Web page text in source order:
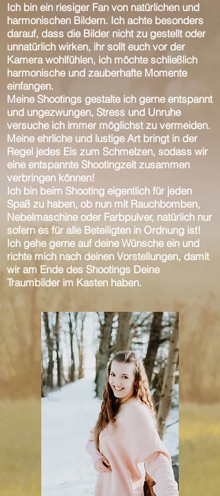
Ich bin ein riesiger Fan von natürlichen und
harmonischen Bildern. Ich achte besonders
darauf, dass die Bilder nicht zu gestellt oder
unnatürlich wirken, ihr sollt euch vor der
Kamera wohlfühlen, ich möchte schließlich
harmonische und zauberhafte Momente
einfangen.
Meine Shootings gestalte ich gerne entspannt
und ungezwungen, Stress und Unruhe
versuche ich immer möglichst zu vermeiden.
Meine ehrliche und lustige Art bringt in der
Regel jedes Eis zum Schmelzen, sodass wir
eine entspannte Shootingzeit zusammen
verbringen können!
Ich bin beim Shooting eigentlich für jeden
Spaß zu haben, ob nun mit Rauchbomben,
Nebelmaschine oder Farbpulver, natürlich nur
sofern es für alle Beteiligten in Ordnung ist!
Ich gehe gerne auf deine Wünsche ein und
richte mich nach deinen Vorstellungen, damit
wir am Ende des Shootings Deine
Traumbilder im Kasten haben.